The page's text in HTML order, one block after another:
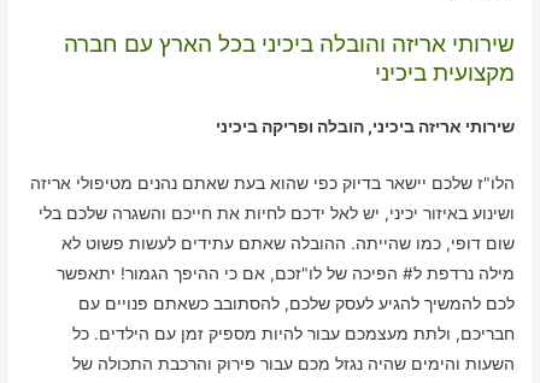
שירותי אריזה והובלה ביכיני בכל הארץ עם חברה
מקצועית ביכיני
שירותי אריזה ביכיני, הובלה ופריקה ביכיני
הלו"ז שלכם יישאר בדיוק כפי שהוא בעת שאתם נהנים מטיפולי אריזה
ושינוע באיזור יכיני, יש לאל ידכם לחיות את חייכם והשגרה שלכם בלי
שום דופי, כמו שהייתה. ההובלה שאתם עתידים לעשות פשוט לא
מילה נרדפת ל# הפיכה של לו"זכם, אם כי ההיפך הגמור! יתאפשר
לכם להמשיך להגיע לעסק שלכם, להסתובב כשאתם פנויים עם
חבריכם, ולתת מעצמכם עבור להיות מספיק זמן עם הילדים. כל
השעות והימים שהיה נגזל מכם עבור פירוק והרכבת התכולה של